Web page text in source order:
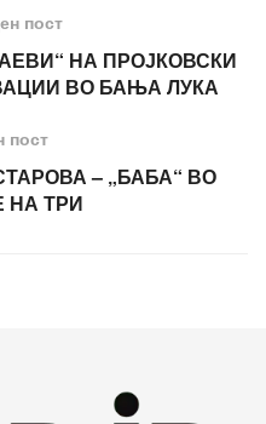
пост
НА ПРОЈКОВСКИ
ВО БАЊА ЛУКА
пост
– „БАБА“ ВО
НА ТРИ